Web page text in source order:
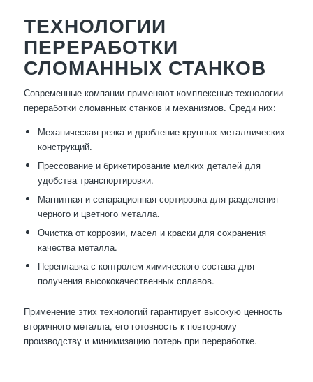
ТЕХНОЛОГИИ
ПЕРЕРАБОТКИ
СЛОМАННЫХ СТАНКОВ
Современные компании применяют комплексные технологии
переработки сломанных станков и механизмов. Среди них:
Механическая резка и дробление крупных металлических
конструкций.
Прессование и брикетирование мелких деталей для
удобства транспортировки.
Магнитная и сепарационная сортировка для разделения
черного и цветного металла.
Очистка от коррозии, масел и краски для сохранения
качества металла.
Переплавка с контролем химического состава для
получения высококачественных сплавов.
Применение этих технологий гарантирует высокую ценность
вторичного металла, его готовность к повторному
производству и минимизацию потерь при переработке.